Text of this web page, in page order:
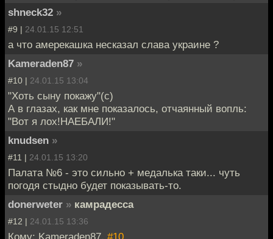
shneck32 »
#9 | 24.01.15 12:51
а что амерекашка несказал слава украине ?
Kameraden87 »
#10 | 24.01.15 13:04
"Хоть сыну покажу"(с)
А в глазах, как мне показалось, отчаянный вопль:
"Вот я лох!НАЕБАЛИ!"
knudsen »
#11 | 24.01.15 13:20
Палата №6 - это сильно + медалька таки... чуть
погодя стыдно будет показывать-то.
donerweter » камрадесса
#12 | 24.01.15 13:36